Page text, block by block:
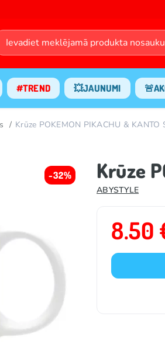
#TREND 💥JAUNUMI
Krūze POKEMON PIKACHU & KANTO
-32% Krūze
ABYSTYLE
8.50